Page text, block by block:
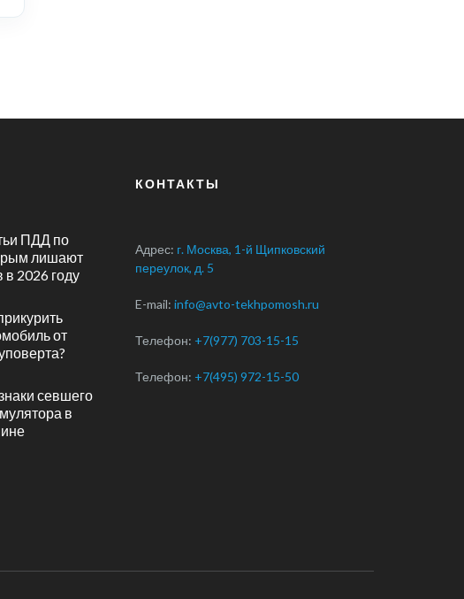
ПДД по
лишают
в 2026 году
от
севшего
в
КОНТАКТЫ
Адрес: г. Москва, 1-й Щипковский
переулок, д. 5
E-mail: info@avto-tekhpomosh.ru
Телефон: +7(977) 703-15-15
Телефон: +7(495) 972-15-50